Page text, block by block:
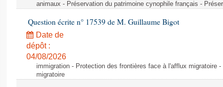
animaux - Préservation du patrimoine cynophile français -
Question écrite n° 17539 de M. Guillaume Bigot
Date de
dépôt :
04/08/2026
immigration - Protection des frontières face à l'afflux migratoire
migratoire